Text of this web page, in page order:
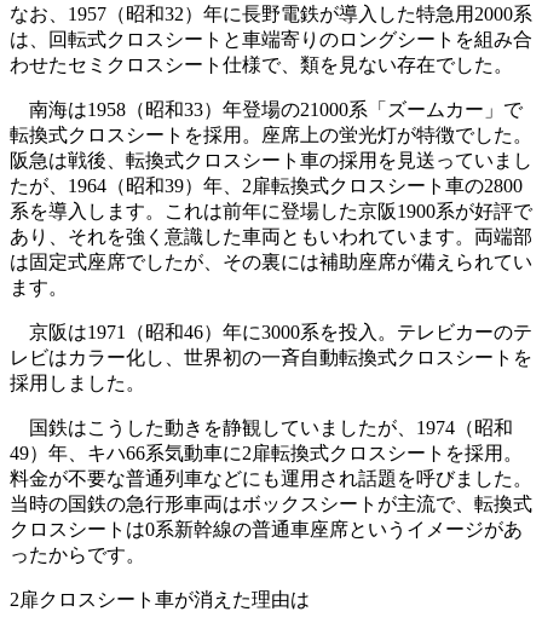
なお、1957（昭和32）年に長野電鉄が導入した特急用2000系
は、回転式クロスシートと車端寄りのロングシートを組み合
わせたセミクロスシート仕様で、類を見ない存在でした。
南海は1958（昭和33）年登場の21000系「ズームカー」で
転換式クロスシートを採用。座席上の蛍光灯が特徴でした。
阪急は戦後、転換式クロスシート車の採用を見送っていまし
たが、1964（昭和39）年、2扉転換式クロスシート車の2800
系を導入します。これは前年に登場した京阪1900系が好評で
あり、それを強く意識した車両ともいわれています。両端部
は固定式座席でしたが、その裏には補助座席が備えられてい
ます。
京阪は1971（昭和46）年に3000系を投入。テレビカーのテ
レビはカラー化し、世界初の一斉自動転換式クロスシートを
採用しました。
国鉄はこうした動きを静観していましたが、1974（昭和
49）年、キハ66系気動車に2扉転換式クロスシートを採用。
料金が不要な普通列車などにも運用され話題を呼びました。
当時の国鉄の急行形車両はボックスシートが主流で、転換式
クロスシートは0系新幹線の普通車座席というイメージがあ
ったからです。
2扉クロスシート車が消えた理由は